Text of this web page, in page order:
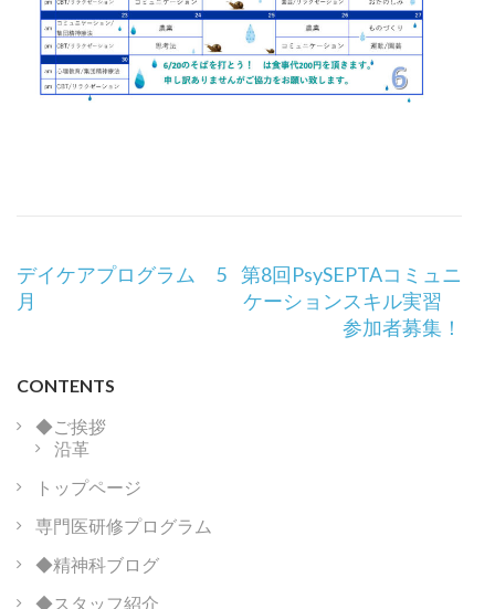
投
稿
ゲ
ー
シ
ョ
ン
デイケアプログラム 5
月
第8回PsySEPTAコミュニ
ケーションスキル実習
参加者募集！
CONTENTS
◆ご挨拶
沿革
トップページ
専門医研修プログラム
◆精神科ブログ
◆スタッフ紹介